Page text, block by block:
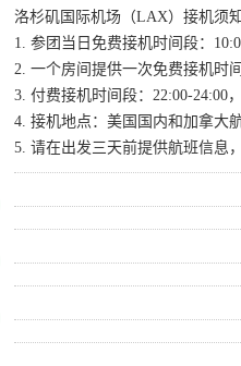
洛杉矶国际机场（LAX）接机须
1. 参团当日免费接机时间段：
2. 一个房间提供一次免费接机时
3. 付费接机时间段：22:00-24:00
4. 接机地点：美国国内和加拿大
5. 请在出发三天前提供航班信息